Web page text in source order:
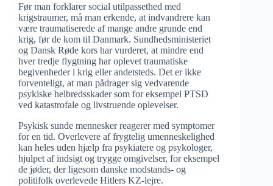
Før man forklarer social utilpassethed med
krigstraumer, må man erkende, at indvandrere kan
være traumatiserede af mange andre grunde end
krig, før de kom til Danmark. Sundhedsministeriet
og Dansk Røde kors har vurderet, at mindre end
hver tredje flygtning har oplevet traumatiske
begivenheder i krig eller andetsteds. Det er ikke
forventeligt, at man pådrager sig vedvarende
psykiske helbredsskader som for eksempel PTSD
ved katastrofale og livstruende oplevelser.
Psykisk sunde mennesker reagerer med symptomer
for en tid. Overlevere af frygtelig umenneskelighed
kan heles uden hjælp fra psykiatere og psykologer,
hjulpet af indsigt og trygge omgivelser, for eksempel
de jøder, der ligesom danske modstands- og
politifolk overlevede Hitlers KZ-lejre.